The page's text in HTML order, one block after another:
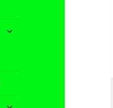
раскрыть
раскрыть